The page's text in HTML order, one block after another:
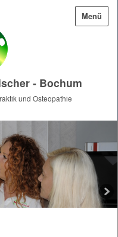
Menü
- Bochum
und Osteopathie